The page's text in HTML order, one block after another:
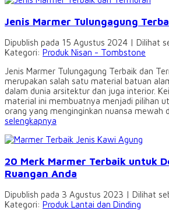
Jenis Marmer Tulungagung
Dipublish pada 15 Agustus 2024 | Dilihat
Kategori: Produk Nisan - Tombstone
Jenis Marmer Tulungagung Terbaik dan
merupakan salah satu material batuan
dalam dunia arsitektur dan juga interior.
material ini membuatnya menjadi pilihan
orang yang menginginkan nuansa mewah
selengkapnya
20 Merk Marmer Terbaik untuk
Ruangan Anda
Dipublish pada 3 Agustus 2023 | Dilihat
Kategori: Produk Lantai dan Dinding